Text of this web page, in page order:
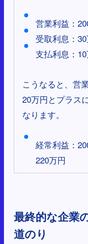
営業利益：
受取利息：
支払利息：
こうなると、営
20万円とプラス
なります。
経常利益：
220万円
最終的な企業
道のり